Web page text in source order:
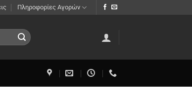
Πληροφορίες Αγορών